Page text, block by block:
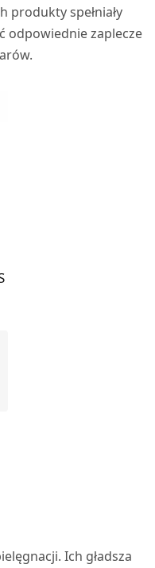
produkty spełniały
odpowiednie zaplecze
Ich gładsza